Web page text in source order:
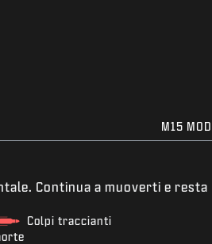
M15
Continua a muoverti e resta
Colpi traccianti